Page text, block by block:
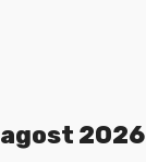
agost 2026